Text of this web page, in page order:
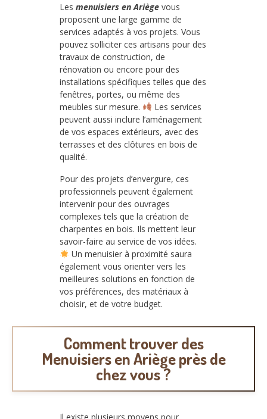
Les menuisiers en Ariège vous
proposent une large gamme de
services adaptés à vos projets. Vous
pouvez solliciter ces artisans pour des
travaux de construction, de
rénovation ou encore pour des
installations spécifiques telles que des
fenêtres, portes, ou même des
meubles sur mesure.
Les services
peuvent aussi inclure l’aménagement
de vos espaces extérieurs, avec des
terrasses et des clôtures en bois de
qualité.
Pour des projets d’envergure, ces
professionnels peuvent également
intervenir pour des ouvrages
complexes tels que la création de
charpentes en bois. Ils mettent leur
savoir-faire au service de vos idées.
Un menuisier à proximité saura
également vous orienter vers les
meilleures solutions en fonction de
vos préférences, des matériaux à
choisir, et de votre budget.
Comment trouver des
Menuisiers en Ariège près de
chez vous ?